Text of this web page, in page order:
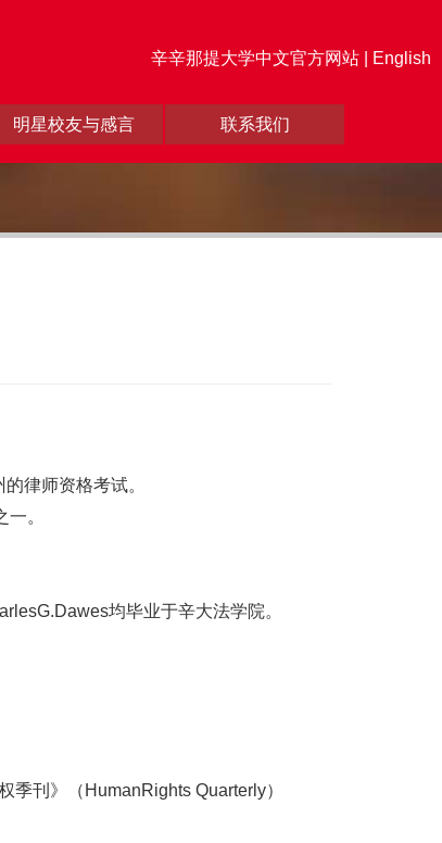
辛辛那提大学中文官方网站 | English
明星校友与感言 联系我们
律师资格考试。
。
均毕业于辛大法学院。
刊》（HumanRights Quarterly）